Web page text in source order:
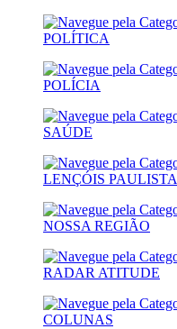
POLÍTICA
POLÍCIA
SAÚDE
LENÇÓIS PAULISTA
NOSSA REGIÃO
RADAR ATITUDE
COLUNAS